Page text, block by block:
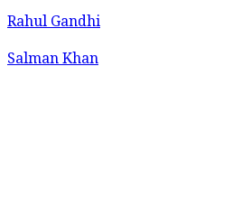
Rahul Gandhi
Salman Khan